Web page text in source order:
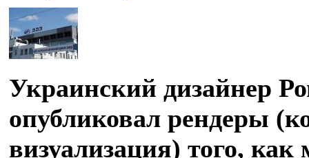
Украинский дизайнер
опубликовал рендеры
визуализация) того, как